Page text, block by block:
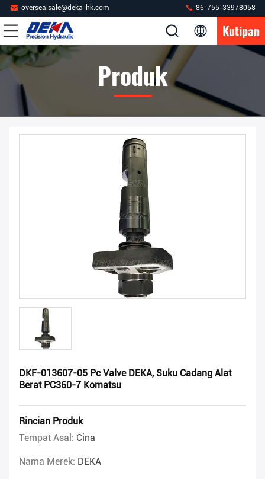
oversea.sale@deka-hk.com 86-755-33978058
Kutipan
Produk
DKF-013607-05 Pc Valve DEKA, Suku Cadang Alat
Berat PC360-7 Komatsu
Rincian Produk
Tempat Asal: Cina
Nama Merek: DEKA